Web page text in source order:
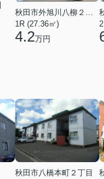
秋田市外旭川八柳２丁目
1R (27.36㎡)
4.2万円
秋田市八橋本町２丁目